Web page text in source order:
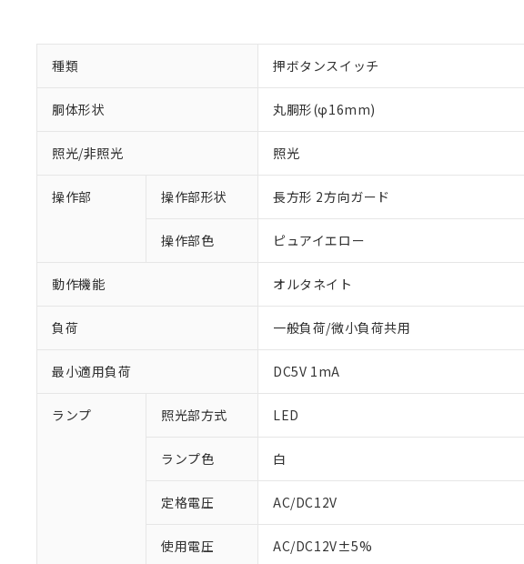
種類 押ボタンスイッチ
胴体形状 丸胴形(φ16mm)
照光/非照光 照光
操作部 操作部形状 長方形 2方向ガード
操作部色 ピュアイエロー
動作機能 オルタネイト
負荷 一般負荷/微小負荷共用
最小適用負荷 DC5V 1mA
ランプ 照光部方式 LED
ランプ色 白
定格電圧 AC/DC12V
使用電圧 AC/DC12V±5%